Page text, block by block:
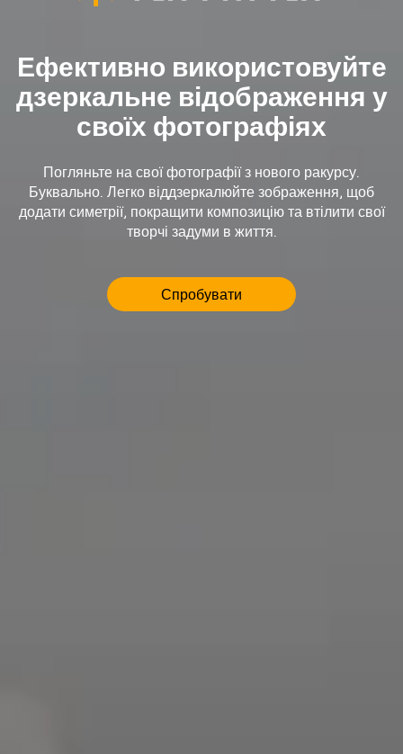
Ефективно використовуйте
дзеркальне відображення у
своїх фотографіях
Погляньте на свої фотографії з нового ракурсу.
Буквально. Легко віддзеркалюйте зображення, щоб
додати симетрії, покращити композицію та втілити свої
творчі задуми в життя.
Спробувати